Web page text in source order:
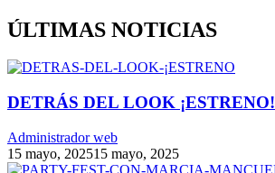
ÚLTIMAS NOTICIAS
DETRÁS DEL LOOK ¡ESTRENO!
Administrador web
15 mayo, 202515 mayo, 2025